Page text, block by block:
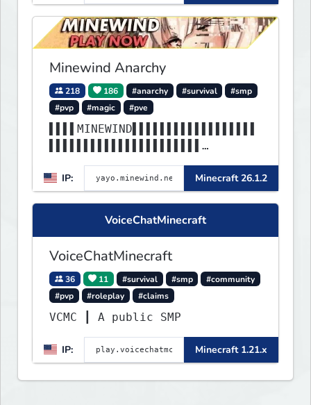
warships, guns and more.
Express your creative side by
building cities that the world
will envy.
Minewind Anarchy
218 186 #anarchy #survival
#smp
#pvp
#magic #pve
▌▌▌▌MINEWIND▌▌▌▌▌▌▌▌▌▌▌▌▌▌▌▌▌▌
▌▌▌▌▌▌▌▌▌▌▌▌▌▌▌▌▌▌▌▌▌▌
IP: Minecraft 26.1.2
VoiceChatMinecraft
VoiceChatMinecraft
36 11 #survival #smp
#community
#pvp
#roleplay #claims
VCMC ┃ A public SMP
IP: Minecraft 1.21.x